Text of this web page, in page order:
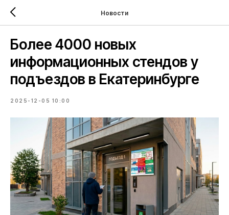
Новости
Более 4000 новых
информационных стендов у
подъездов в Екатеринбурге
2025-12-05 10:00